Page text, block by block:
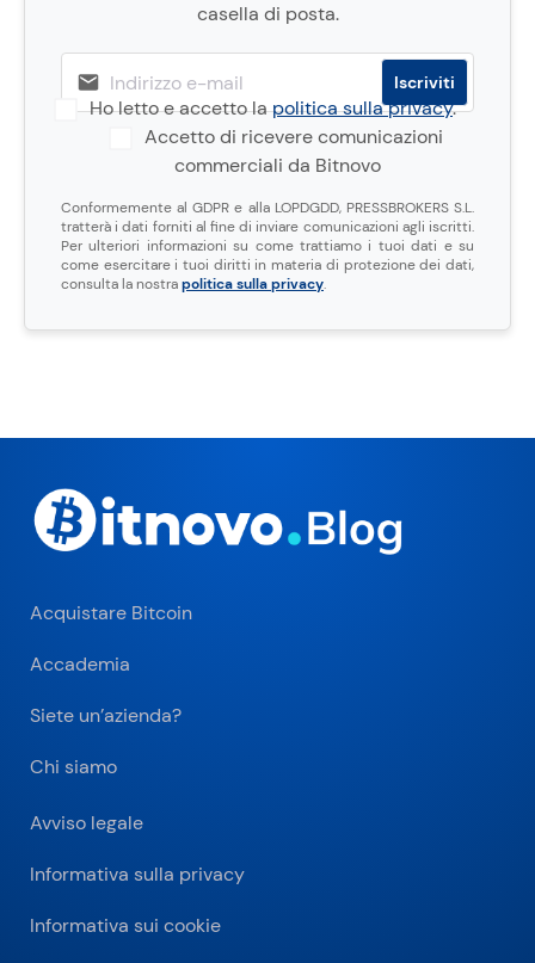
casella di posta.
Ho letto e accetto lapolitica sulla privacy.
Accetto di ricevere comunicazioni
commerciali da Bitnovo
Conformemente al GDPR e alla LOPDGDD, PRESSBROKERS S.L.
tratterà i dati forniti al fine di inviare comunicazioni agli iscritti.
Per ulteriori informazioni su come trattiamo i tuoi dati e su
come esercitare i tuoi diritti in materia di protezione dei dati,
consulta la nostrapolitica sulla privacy.
Acquistare Bitcoin
Accademia
Siete un’azienda?
Chi siamo
Avviso legale
Informativa sulla privacy
Informativa sui cookie